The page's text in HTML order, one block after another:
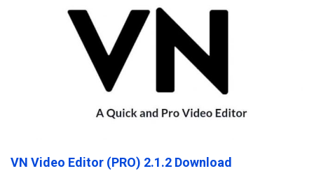
VN Video Editor (PRO) 2.1.2 Download